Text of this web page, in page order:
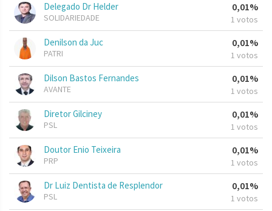
Delegado Dr Helder
SOLIDARIEDADE
0,01%
1 votos
Denilson da Juc
PATRI
0,01%
1 votos
Dilson Bastos Fernandes
AVANTE
0,01%
1 votos
Diretor Gilciney
PSL
0,01%
1 votos
Doutor Enio Teixeira
PRP
0,01%
1 votos
Dr Luiz Dentista de Resplendor
PSL
0,01%
1 votos